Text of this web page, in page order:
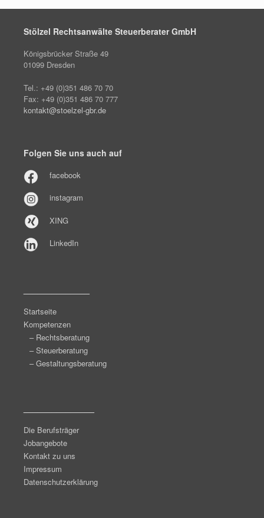
Stölzel Rechtsanwälte Steuerberater GmbH
Königsbrücker Straße 49
01099 Dresden
Tel.: +49 (0)351 486 70 70
Fax: +49 (0)351 486 70 777
kontakt@stoelzel-gbr.de
Folgen Sie uns auch auf
facebook
instagram
XING
LinkedIn
Startseite
Kompetenzen
– Rechtsberatung
– Steuerberatung
– Gestaltungsberatung
Die Berufsträger
Jobangebote
Kontakt zu uns
Impressum
Datenschutzerklärung